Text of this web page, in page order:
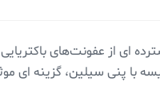
ای از عفونت‌های